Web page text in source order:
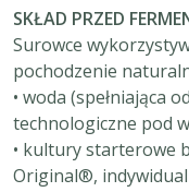
SKŁAD PRZED
Surowce
pochodzenie
• woda (spełniająca
technologiczne pod
• kultury starterowe
Original®,